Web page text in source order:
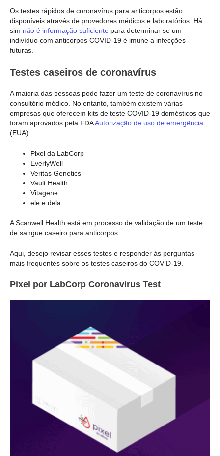
Os testes rápidos de coronavírus para anticorpos estão
disponíveis através de provedores médicos e laboratórios. Há
sim não é informação suficiente para determinar se um
indivíduo com anticorpos COVID-19 é imune a infecções
futuras.
Testes caseiros de coronavírus
A maioria das pessoas pode fazer um teste de coronavírus no
consultório médico. No entanto, também existem várias
empresas que oferecem kits de teste COVID-19 domésticos que
foram aprovados pela FDAAutorização de uso de emergência
(EUA):
Pixel da LabCorp
EverlyWell
Veritas Genetics
Vault Health
Vitagene
ele e dela
A Scanwell Health está em processo de validação de um teste
de sangue caseiro para anticorpos.
Aqui, desejo revisar esses testes e responder às perguntas
mais frequentes sobre os testes caseiros do COVID-19.
Pixel por LabCorp Coronavirus Test